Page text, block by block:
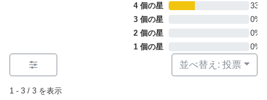
4 個の星
33%
3 個の星
0%
2 個の星
0%
1 個の星
0%
1 - 3 / 3 を表示
並べ替え: 投票